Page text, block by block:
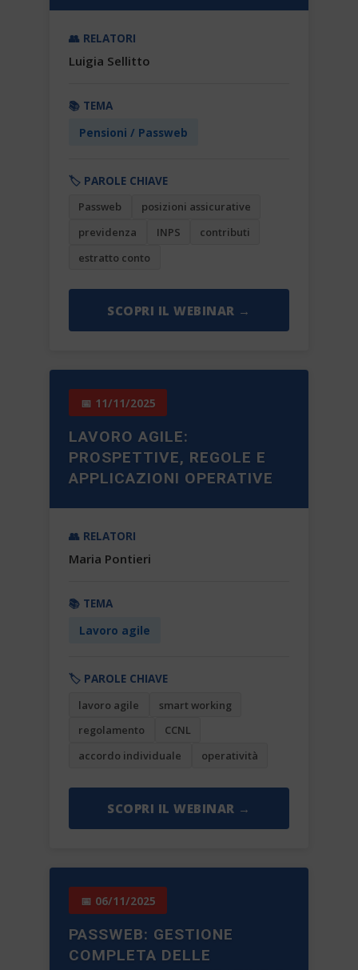
👥 RELATORI
Luigia Sellitto
📚 TEMA
Pensioni / Passweb
🏷️ PAROLE CHIAVE
Passweb
posizioni assicurative
previdenza
INPS
contributi
estratto conto
SCOPRI IL WEBINAR →
📅 11/11/2025
LAVORO AGILE:
PROSPETTIVE, REGOLE E
APPLICAZIONI OPERATIVE
👥 RELATORI
Maria Pontieri
📚 TEMA
Lavoro agile
🏷️ PAROLE CHIAVE
lavoro agile
smart working
regolamento
CCNL
accordo individuale
operatività
SCOPRI IL WEBINAR →
📅 06/11/2025
PASSWEB: GESTIONE
COMPLETA DELLE